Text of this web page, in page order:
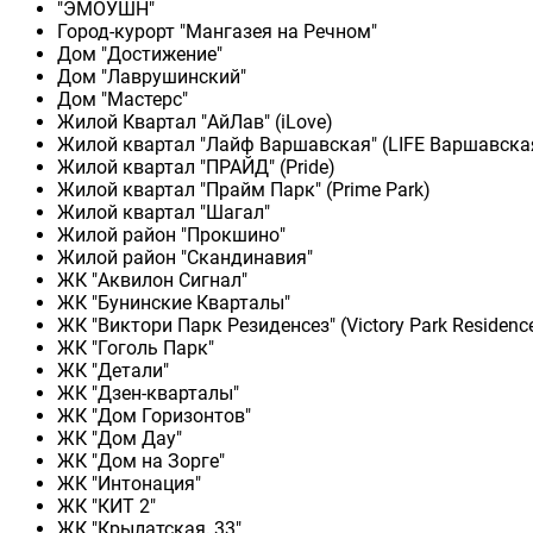
"ЭМОУШН"
Город-курорт "Мангазея на Речном"
Дом "Достижение"
Дом "Лаврушинский"
Дом "Мастерс"
Жилой Квартал "АйЛав" (iLove)
Жилой квартал "Лайф Варшавская" (LIFE
Жилой квартал "ПРАЙД" (Pride)
Жилой квартал "Прайм Парк" (Prime Park)
Жилой квартал "Шагал"
Жилой район "Прокшино"
Жилой район "Скандинавия"
ЖК "Аквилон Сигнал"
ЖК "Бунинские Кварталы"
ЖК "Виктори Парк Резиденсез" (Victory Park
ЖК "Гоголь Парк"
ЖК "Детали"
ЖК "Дзен-кварталы"
ЖК "Дом Горизонтов"
ЖК "Дом Дау"
ЖК "Дом на Зорге"
ЖК "Интонация"
ЖК "КИТ 2"